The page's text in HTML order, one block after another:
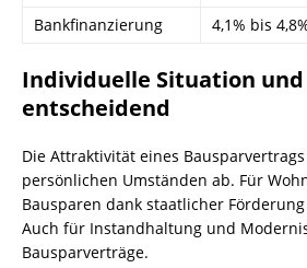
Bankfinanzierung
4,1% bis
Individuelle Situation und
entscheidend
Die Attraktivität eines
persönlichen Umständen ab. Für
Bausparen dank staatlicher
Auch für Instandhaltung und
Bausparverträge.